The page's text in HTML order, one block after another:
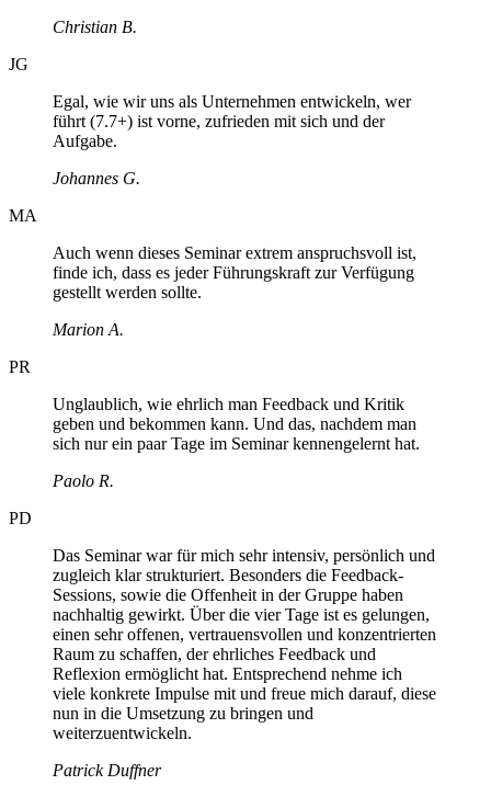
Christian B.
JG
Egal, wie wir uns als Unternehmen entwickeln, wer
führt (7.7+) ist vorne, zufrieden mit sich und der
Aufgabe.
Johannes G.
MA
Auch wenn dieses Seminar extrem anspruchsvoll ist,
finde ich, dass es jeder Führungskraft zur Verfügung
gestellt werden sollte.
Marion A.
PR
Unglaublich, wie ehrlich man Feedback und Kritik
geben und bekommen kann. Und das, nachdem man
sich nur ein paar Tage im Seminar kennengelernt hat.
Paolo R.
PD
Das Seminar war für mich sehr intensiv, persönlich und
zugleich klar strukturiert. Besonders die Feedback-
Sessions, sowie die Offenheit in der Gruppe haben
nachhaltig gewirkt. Über die vier Tage ist es gelungen,
einen sehr offenen, vertrauensvollen und konzentrierten
Raum zu schaffen, der ehrliches Feedback und
Reflexion ermöglicht hat. Entsprechend nehme ich
viele konkrete Impulse mit und freue mich darauf, diese
nun in die Umsetzung zu bringen und
weiterzuentwickeln.
Patrick Duffner